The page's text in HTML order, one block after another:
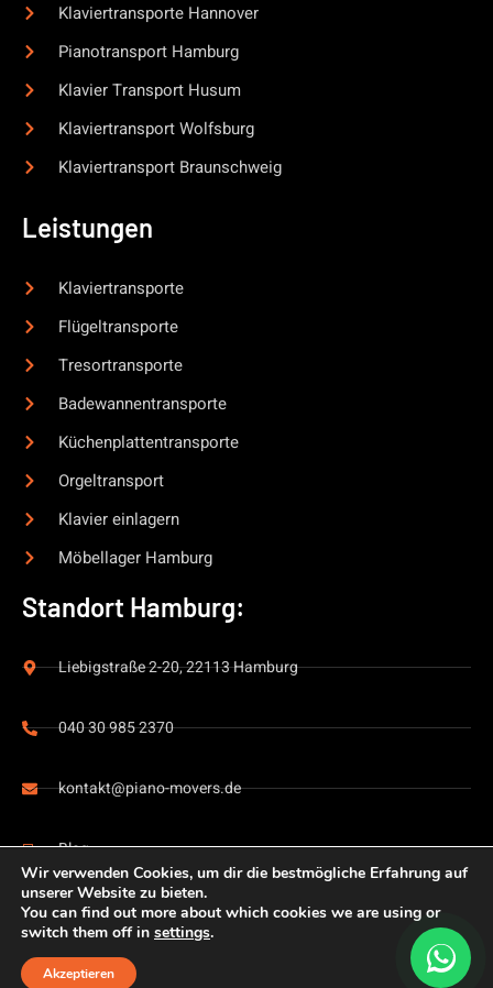
Klaviertransporte Hannover
Pianotransport Hamburg
Klavier Transport Husum
Klaviertransport Wolfsburg
Klaviertransport Braunschweig
Leistungen
Klaviertransporte
Flügeltransporte
Tresortransporte
Badewannentransporte
Küchenplattentransporte
Orgeltransport
Klavier einlagern
Möbellager Hamburg
Standort Hamburg:
Liebigstraße 2-20, 22113 Hamburg
040 30 985 2370
kontakt@piano-movers.de
Blog
Impressum
Wir verwenden Cookies, um dir die bestmögliche Erfahrung auf
unserer Website zu bieten.
You can find out more about which cookies we are using or
switch them off in settings.
Akzeptieren